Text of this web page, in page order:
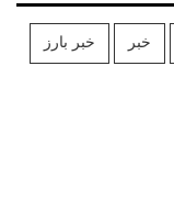
خبر خبر بارز